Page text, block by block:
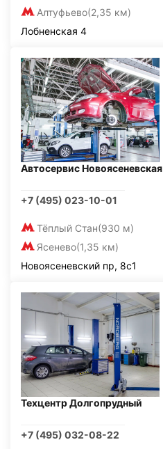
Алтуфьево(2,35 км)
Лобненская 4
Автосервис Новоясеневская
+7 (495) 023-10-01
Тёплый Стан(930 м)
Ясенево(1,35 км)
Новоясеневский пр, 8с1
Техцентр Долгопрудный
+7 (495) 032-08-22